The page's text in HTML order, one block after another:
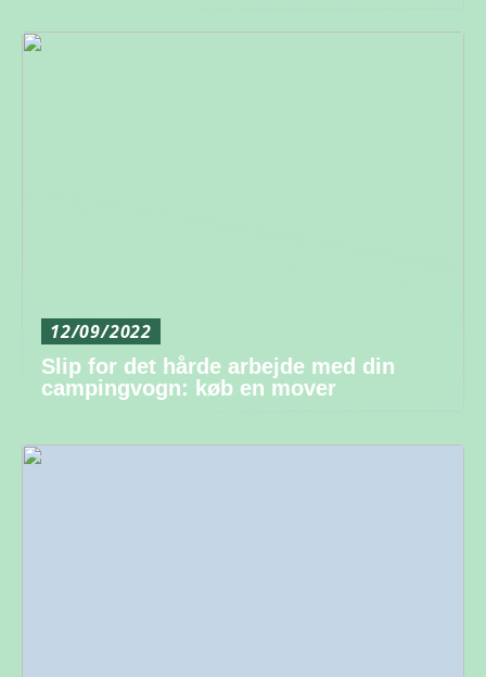
12/09/2022
Slip for det hårde arbejde med din
campingvogn: køb en mover